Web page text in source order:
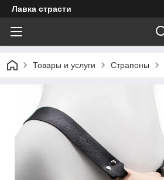
Лавка страсти
Товары и услуги Страпоны